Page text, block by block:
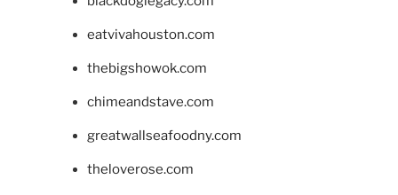
eatvivahouston.com
thebigshowok.com
chimeandstave.com
greatwallseafoodny.com
theloverose.com